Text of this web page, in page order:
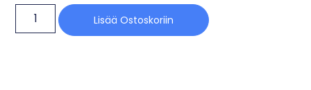
Lisää Ostoskoriin